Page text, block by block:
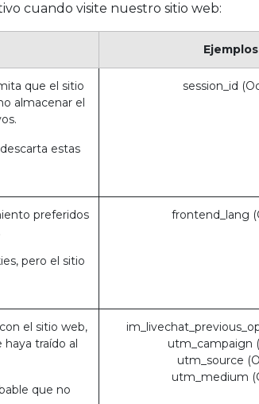
cuando visite nuestro sitio web:
Ejemplos
que el sitio
almacenar el
estas
session_id
preferidos
pero el sitio
frontend_lang
el sitio web,
traído al
que no
utm_campaign
utm_source
utm_medium